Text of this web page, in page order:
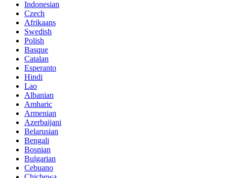
Indonesian
Czech
Afrikaans
Swedish
Polish
Basque
Catalan
Esperanto
Hindi
Lao
Albanian
Amharic
Armenian
Azerbaijani
Belarusian
Bengali
Bosnian
Bulgarian
Cebuano